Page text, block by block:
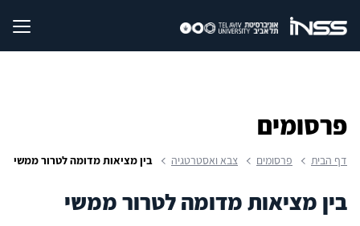
פרסומים
דף הבית פרסומים צבא ואסטרטגיה בין מציאות מדומה לטרור ממשי
בין מציאות מדומה לטרור ממשי